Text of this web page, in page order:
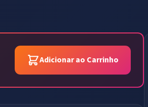
Adicionar ao Carrinho